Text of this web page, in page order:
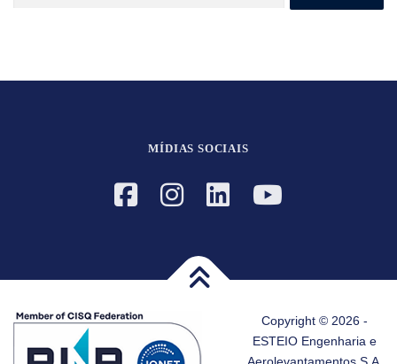
MÍDIAS SOCIAIS
Copyright © 2026 -
ESTEIO Engenharia e